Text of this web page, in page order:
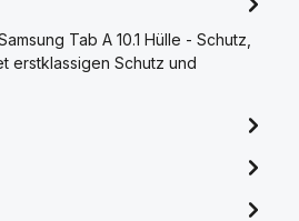
Tab A 10.1 Hülle - Schutz,
erstklassigen Schutz und